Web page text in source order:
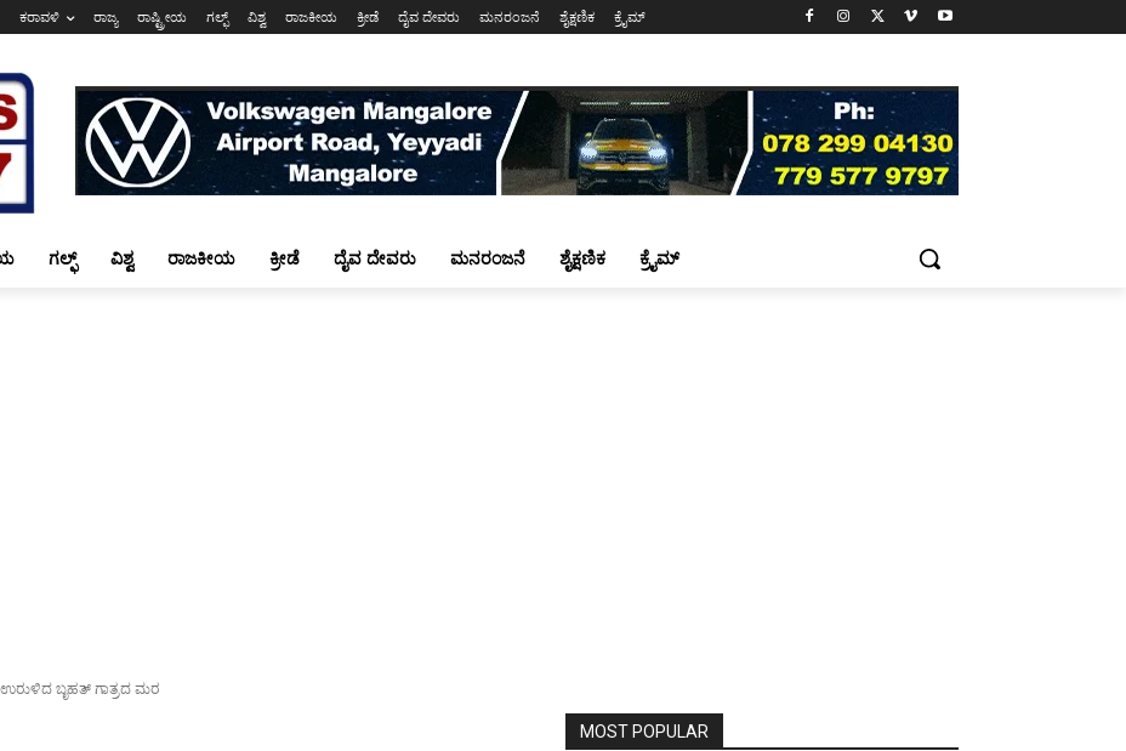
ಕರಾವಳಿ ರಾಜ್ಯ ರಾಷ್ಟ್ರೀಯ ಗಲ್ಫ್ ವಿಶ್ವ ರಾಜಕೀಯ ಕ್ರೀಡೆ ದೈವ ದೇವರು ಮನರಂಜನೆ ಶೈಕ್ಷಣಿಕ ಕ್ರೈಮ್
ಗಲ್ಫ್ ವಿಶ್ವ ರಾಜಕೀಯ ಕ್ರೀಡೆ ದೈವ ದೇವರು ಮನರಂಜನೆ ಶೈಕ್ಷಣಿಕ ಕ್ರೈಮ್
ಉರುಳಿದ ಬೃಹತ್ ಗಾತ್ರದ ಮರ
MOST POPULAR